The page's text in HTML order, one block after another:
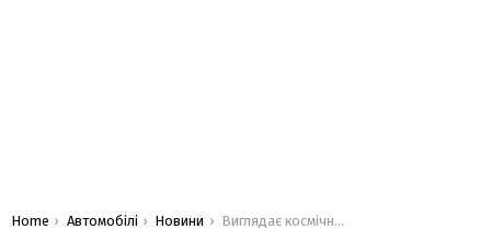
You are here:
Home Автомобілі Новини Виглядає космічно: у електричного кросовера Nissan Ariya з’явилася трекова версія